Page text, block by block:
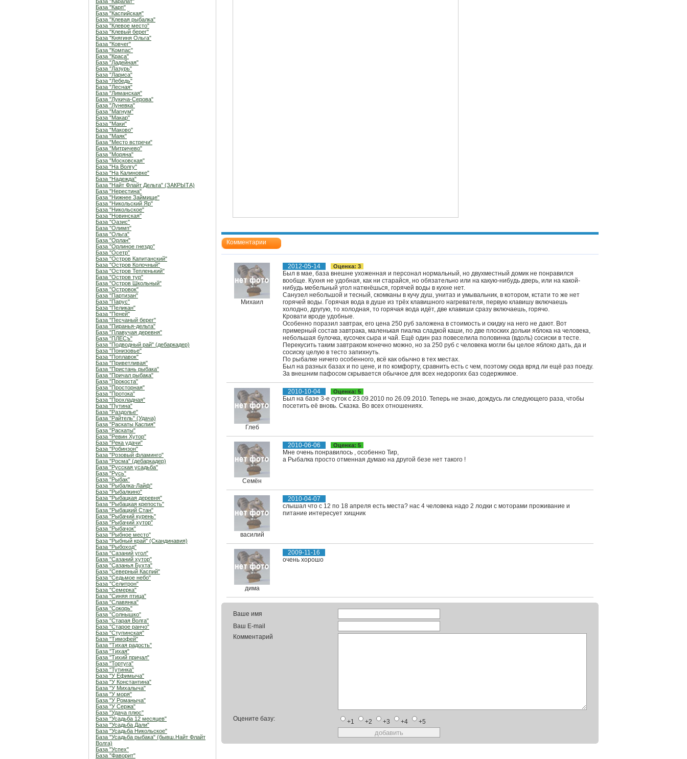
База "Карп"
База "Каспийская"
База "Клевая рыбалка"
База "Клевое место"
База "Клевый берег"
База "Княгиня Ольга"
База "Ковчег"
База "Компас"
База "Краса"
База "Ладейная"
База "Лазурь"
База "Лариса"
База "Лебедь"
База "Лесная"
База "Лиманская"
База "Лукича-Серова"
База "Луневка"
База "Магнум"
База "Макар"
База "Маки"
База "Маково"
База "Маяк"
База "Место встречи"
База "Митричево"
База "Моряна"
База "Московская"
База "На Волгу"
База "На Калиновке"
База "Надежда"
База "Найт Флайт Дельта" (ЗАКРЫТА)
База "Нерестина"
База "Нижнее Займище"
База "Никольский Яр"
База "Никольское"
База "Новинская"
База "Оазис"
База "Олимп"
База "Ольга"
База "Орлан"
База "Орлиное гнездо"
База "Осетр"
База "Остров Капитанский"
База "Остров Колочный"
База "Остров Тепленький"
База "Остров тур"
База "Остров Школьный"
База "Островок"
База "Партизан"
База "Парус"
База "Пеликан"
База "Пеней"
База "Песчаный берег"
База "Пиранья-дельта"
База "Плавучая деревня"
База "ПЛЕСъ"
База "Подводный рай" (дебаркадер)
База "Понизовье"
База "Поплавок"
База "Приветливая"
База "Пристань рыбака"
База "Причал рыбака"
База "Прокоста"
База "Просторная"
База "Протока"
База "Прохладная"
База "Путина"
База "Раздолье"
База "Райтель" (Удача)
База "Раскаты Каспия"
База "Раскаты"
База "Ревин Хутор"
База "Река удачи"
База "Робинзон"
База "Розовый фламинго"
База "Росма" (дебаркадер)
База "Русская усадьба"
База "Русь"
База "Рыбак"
База "Рыбалка-Лайф"
База "Рыбалкино"
База "Рыбацкая деревня"
База "Рыбацкая крепость"
База "Рыбацкий Стан"
База "Рыбачий курень"
База "Рыбачий хутор"
База "Рыбачок"
База "Рыбное место"
База "Рыбный край" (Скандинавия)
База "Рыбоход"
База "Сазаний угол"
База "Сазаний хутор"
База "Сазанья Бухта"
База "Северный Каспий"
База "Седьмое небо"
База "Селитрон"
База "Семерка"
База "Синяя птица"
База "Славянка"
База "Сокорь"
База "Солнышко"
База "Старая Волга"
База "Старое ранчо"
База "Ступинская"
База "Тимофей"
База "Тихая радость"
База "Тихая"
База "Тихий причал"
База "Тортуга"
База "Тутинка"
База "У Ефимыча"
База "У Константина"
База "У Михалыча"
База "У моря"
База "У Романыча"
База "У Сержа"
База "Удача плюс"
База "Усадьба 12 месяцев"
База "Усадьба Дали"
База "Усадьба Никольское"
База "Усадьба рыбака" (бывш.Найт Флайт
Волга)
База "Успех"
База "Фаворит"
Комментарии
Михаил
2012-05-14 Оценка: 3
Был в мае, база внешне ухоженная и персонал нормальный, но двухместный домик не понравился
вообще. Кухня не удобная, как ни старайся, но обязательно или на какую-нибудь дверь, или на какой-
нибудь мебельный угол наткнёшься, горячей воды в кухне нет.
Санузел небольшой и тесный, скомканы в кучу душ, унитаз и умывальник, в котором, кстати то же нет
горячей воды. Горячая вода в душе из трёх клавишного нагревателя, первую клавишу включаешь
холодно, другую, то холодная, то горячая вода идёт, две клавиши сразу включаешь, горячо.
Кровати вроде удобные.
Особенно поразил завтрак, его цена 250 руб заложена в стоимость и скидку на него не дают. Вот
примерный состав завтрака, маленькая пиалка сладкой каши, по две плоских дольки яблока на человека,
небольшая булочка, кусочек сыра и чай. Ещё один раз повеселила половинка (вдоль) сосиски в тесте.
Перекусить таким завтраком конечно можно, но за 250 руб с человека могли бы целое яблоко дать, да и
сосиску целую в тесто запихнуть.
По рыбалке ничего особенного, всё как обычно в тех местах.
Был на разных базах и по цене, и по комфорту, сравнить есть с чем, поэтому сюда вряд ли ещё раз поеду.
За внешним пафосом скрывается обычное для всех недорогих баз содержимое.
Глеб
2010-10-04 Оценка: 5
Был на базе 3-е суток с 23.09.2010 по 26.09.2010. Теперь не знаю, дождусь ли следующего раза, чтобы
посетить её вновь. Сказка. Во всех отношениях.
Семён
2010-06-06 Оценка: 5
Мне очень понравилось , особенно Тир,
а Рыбалка просто отменная думаю на другой безе нет такого !
василий
2010-04-07
слышал что с 12 по 18 апреля есть места? нас 4 человека надо 2 лодки с моторами проживание и
питание интересует хищник
дима
2009-11-16
очень хорошо
Ваше имя
Ваш E-mail
Комментарий
Оцените базу: +1 +2 +3 +4 +5